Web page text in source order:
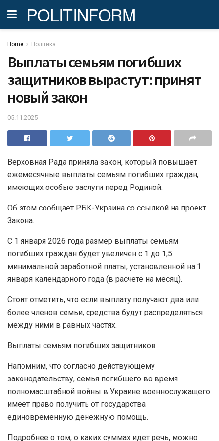
POLITINFORM
Home Політика
Выплаты семьям погибших
защитников вырастут: принят
новый закон
05.11.2025
Верховная Рада приняла закон, который повышает
ежемесячные выплаты семьям погибших граждан,
имеющих особые заслуги перед Родиной.
Об этом сообщает РБК-Украина со ссылкой на проект
Закона.
С 1 января 2026 года размер выплаты семьям
погибших граждан будет увеличен с 1 до 1,5
минимальной заработной платы, установленной на 1
января календарного года (в расчете на месяц).
Стоит отметить, что если выплату получают два или
более членов семьи, средства будут распределяться
между ними в равных частях.
Выплаты семьям погибших защитников
Напомним, что согласно действующему
законодательству, семья погибшего во время
полномасштабной войны в Украине военнослужащего
имеет право получить от государства
единовременную денежную помощь.
Подробнее о том, о каких суммах идет речь, можно